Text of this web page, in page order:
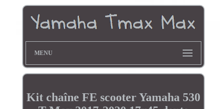
MENU
Kit chaîne FE scooter Yamaha 530